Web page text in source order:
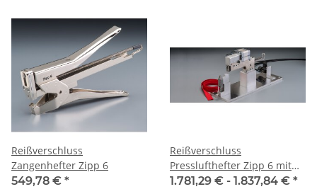
Reißverschluss
Zangenhefter Zipp 6
549,78 € *
Reißverschluss
Presslufthefter Zipp 6 mit
Fußpedal
1.781,29 € - 1.837,84 € *